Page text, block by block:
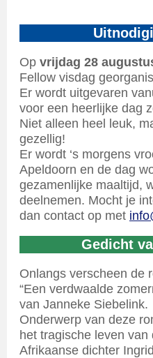
Op vrijdag 28
Fellow visdag
Er wordt uitgevaren
voor een heerlijke dag
Niet alleen heel leuk,
gezellig!
Er wordt ‘s morgens
Apeldoorn en de dag
gezamenlijke maaltijd,
deelnemen. Mocht je
dan contact op met
Gedicht
Onlangs verscheen de
“Een verdwaalde
van Janneke Siebelink.
Onderwerp van deze
het tragische leven van
Afrikaanse dichter